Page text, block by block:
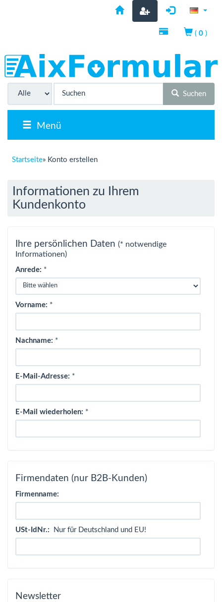
( 0 )
Suchen
Menü
Startseite» Konto erstellen
Informationen zu Ihrem
Kundenkonto
Ihre persönlichen Daten (* notwendige
Informationen)
Anrede: *
Vorname: *
Nachname: *
E-Mail-Adresse: *
E-Mail wiederholen: *
Firmendaten (nur B2B-Kunden)
Firmenname:
USt-IdNr.: Nur für Deutschland und EU!
Newsletter